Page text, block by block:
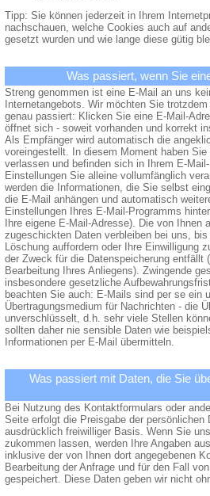
Tipp: Sie können jederzeit in Ihrem
nachschauen, welche Cookies auch auf
gesetzt wurden und wie lange diese gütig
Was passiert, wenn Sie
Streng genommen ist eine E-Mail an uns
Internetangebots. Wir möchten Sie
genau passiert: Klicken Sie eine E-Mail-
öffnet sich - soweit vorhanden und korrekt
Als Empfänger wird automatisch die
voreingestellt. In diesem Moment haben
verlassen und befinden sich in Ihrem E-
Einstellungen Sie alleine vollumfänglich
werden die Informationen, die Sie selbst
die E-Mail anhängen und automatisch
Einstellungen Ihres E-Mail-Programms
Ihre eigene E-Mail-Adresse). Die von Ihnen
zugeschickten Daten verbleiben bei uns,
Löschung auffordern oder Ihre Einwilligung
der Zweck für die Datenspeicherung entfällt
Bearbeitung Ihres Anliegens). Zwingende
insbesondere gesetzliche
beachten Sie auch: E-Mails sind per se ein
Übertragungsmedium für Nachrichten - die
unverschlüsselt, d.h. sehr viele Stellen
sollten daher nie sensible Daten wie
Informationen per E-Mail übermitteln.
Was passiert mit Daten, die Sie
Bei Nutzung des Kontaktformulars oder
Seite erfolgt die Preisgabe der
ausdrücklich freiwilliger Basis. Wenn Sie
zukommen lassen, werden Ihre Angaben
inklusive der von Ihnen dort angegebenen
Bearbeitung der Anfrage und für den Fall
gespeichert. Diese Daten geben wir nicht